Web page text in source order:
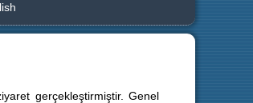
gerçekleştirmiştir. Genel